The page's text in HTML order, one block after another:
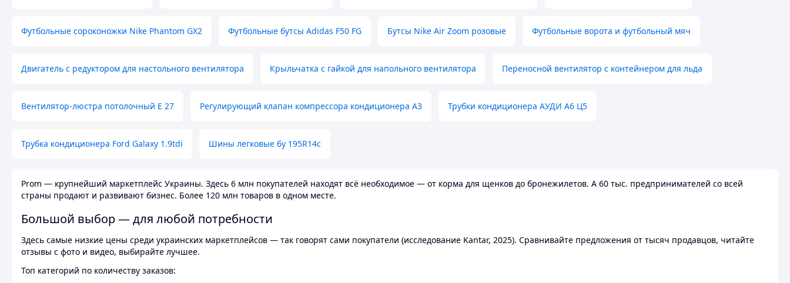
Футбольные сороконожки Nike Phantom GX2 Футбольные бутсы Adidas F50 FG Бутсы Nike Air Zoom розовые Футбольные ворота и футбольный мяч
Двигатель с редуктором для настольного вентилятора Крыльчатка с гайкой для напольного вентилятора Переносной вентилятор с контейнером для льда
Вентилятор-люстра потолочный E 27 Регулирующий клапан компрессора кондиционера А3 Трубки кондиционера АУДИ А6 Ц5
Трубка кондиционера Ford Galaxy 1.9tdi Шины легковые бу 195R14c
Prom — крупнейший маркетплейс Украины. Здесь 6 млн покупателей находят всё необходимое — от корма для щенков до бронежилетов. А 60 тыс. предпринимателей со всей
страны продают и развивают бизнес. Более 120 млн товаров в одном месте.
Большой выбор — для любой потребности
Здесь самые низкие цены среди украинских маркетплейсов — так говорят сами покупатели (исследование Kantar, 2025). Сравнивайте предложения от тысяч продавцов, читайте
отзывы с фото и видео, выбирайте лучшее.
Топ категорий по количеству заказов: